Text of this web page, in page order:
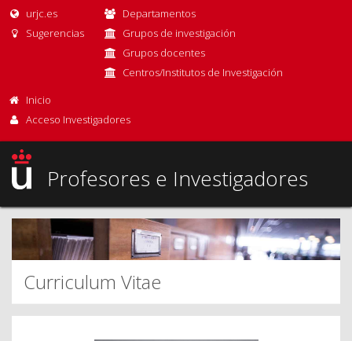
urjc.es
Sugerencias
Departamentos
Grupos de investigación
Grupos docentes
Centros/Institutos de Investigación
Inicio
Acceso Investigadores
Profesores e Investigadores
Curriculum Vitae